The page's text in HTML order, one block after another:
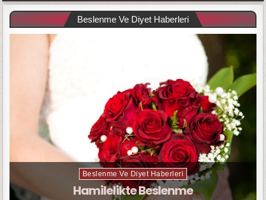
Beslenme Ve Diyet Haberleri
Beslenme Ve Diyet Haberleri
Hamilelikte Beslenme